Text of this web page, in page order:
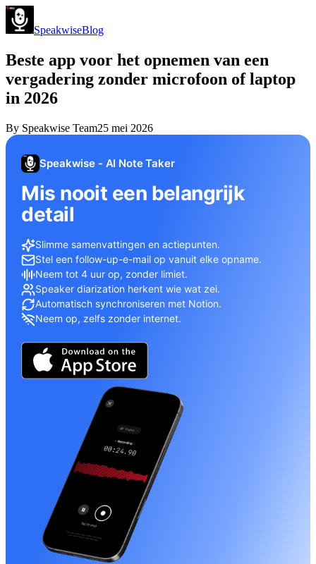
SpeakwiseBlog
Beste app voor het opnemen van een
vergadering zonder microfoon of laptop
in 2026
By Speakwise Team25 mei 2026
Speakwise - AI Note Taker
Mis nooit een belangrijk
detail
Slimme samenvattingen en actiepunten.
Stel een follow-up-e-mail op vanuit elke opname.
Neem tot 4 uur op, zonder limiet.
Speaker diarization herkent wie wat zei.
Automatisch synchroniseren met Notion.
Neem op, zelfs zonder internet.